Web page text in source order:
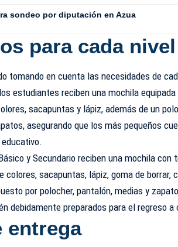
sondeo por diputación en Azua
para cada nivel
tomando en cuenta las necesidades de
estudiantes reciben una mochila equipada
sacapuntas y lápiz, además de un
asegurando que los más pequeños
y Secundario reciben una mochila con
colores, sacapuntas, lápiz, goma de borrar,
por polocher, pantalón, medias y
debidamente preparados para el regreso a
entrega